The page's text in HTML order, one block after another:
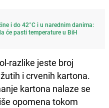
i do 42°C i u narednim danima:
će pasti temperature u BiH
razlike jeste broj
i crvenih kartona.
kartona nalaze se
opomena tokom